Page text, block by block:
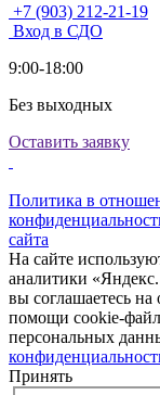
+7 (903) 212-21-19
Вход в СДО
9:00-18:00
Без выходных
Оставить заявку
Политика в
сайта
На сайте
аналитики
вы соглашаетесь
помощи cookie-
персональных
Принять